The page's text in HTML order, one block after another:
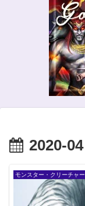
2020-04
モンスター・クリーチャー